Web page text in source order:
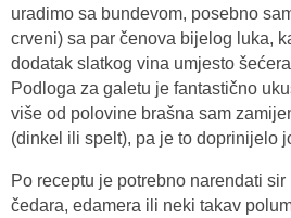
uradimo sa bundevom, posebno
crveni) sa par čenova bijelog luka,
dodatak slatkog vina umjesto
Podloga za galetu je fantastično
više od polovine brašna sam
(dinkel ili spelt), pa je to doprinijelo
Po receptu je potrebno narendati
čedara, edamera ili neki takav